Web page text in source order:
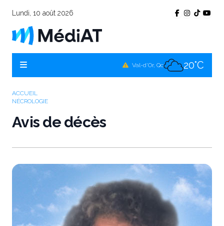
Lundi, 10 août 2026
Val-d'Or, Qc 20°C
ACCUEIL
NÉCROLOGIE
Avis de décès